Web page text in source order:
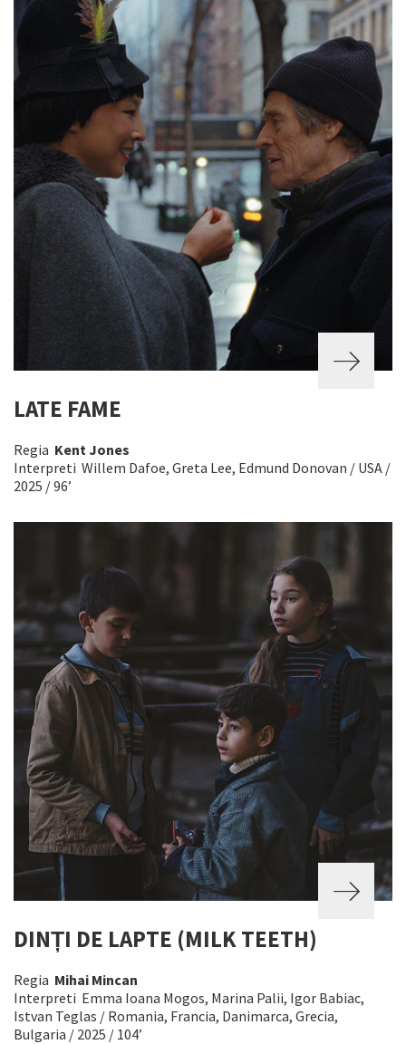
LATE FAME
Regia Kent Jones
Interpreti Willem Dafoe, Greta Lee, Edmund Donovan / USA /
2025 / 96’
DINȚI DE LAPTE (MILK TEETH)
Regia Mihai Mincan
Interpreti Emma Ioana Mogos, Marina Palii, Igor Babiac,
Istvan Teglas / Romania, Francia, Danimarca, Grecia,
Bulgaria / 2025 / 104’